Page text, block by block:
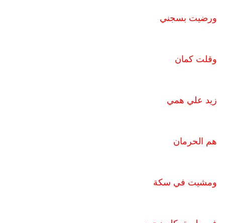
ورضيت بسجني
وقلت كمان
زيد علي همي
هم الحرمان
ومشيت في سكة